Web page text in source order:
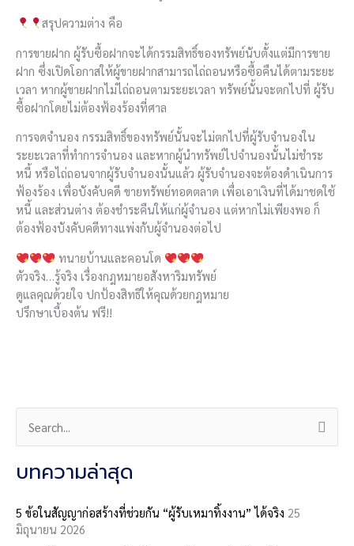
สรุปความต่าง คือ
การขายฝาก ผู้รับซื้อฝากจะได้กรรมสิทธิ์ของทรัพย์นับตั้งแต่มีการขาย
ฝาก ซึ่งเปิดโอกาสให้ผู้ขายฝากสามารถไถ่ถอนหรือซื้อคืนได้ตามระยะ
เวลา หากผู้ขายฝากไม่ไถ่ถอนตามระยะเวลา ทรัพย์นั้นจะตกไปที่ ผู้รับ
ซื้อฝากโดยไม่ต้องฟ้องร้องที่ศาล
การจดจำนอง กรรมสิทธิ์ของทรัพย์นั้นจะไม่ตกไปที่ผู้รับจำนองใน
ระยะเวลาที่ทำการจำนอง และหากผู้นำทรัพย์ไปจำนองนั้นไม่ชำระ
หนี้ หรือไถ่ถอนจากผู้รับจำนองนั้นแล้ว ผู้รับจำนองจะต้องดำเนินการ
ฟ้องร้อง เพื่อบังคับคดี ขายทรัพย์ทอดตลาด เพื่อเอาเงินที่ได้มาชดใช้
หนี้ และส่วนต่าง ต้องชำระคืนให้แก่ผู้จำนอง แต่หากไม่เพียงพอ ก็
ต้องฟ้องบังคับคดีทางแพ่งกับผู้จำนองต่อไป
ทนายบ้านและคอนโด
ตัวจริง…รู้จริง เรื่องกฎหมายอสังหาริมทรัพย์
ดูแลคุณด้วยใจ ปกป้องสิทธิให้คุณด้วยกฎหมาย
ปรึกษาเบื้องต้น ฟรี!!
a
c
h
บทความล่าสุด
5 ข้อในสัญญาก่อสร้างที่ช่วยกัน “ผู้รับเหมาทิ้งงาน” ได้จริง 25
มิถุนายน 2026